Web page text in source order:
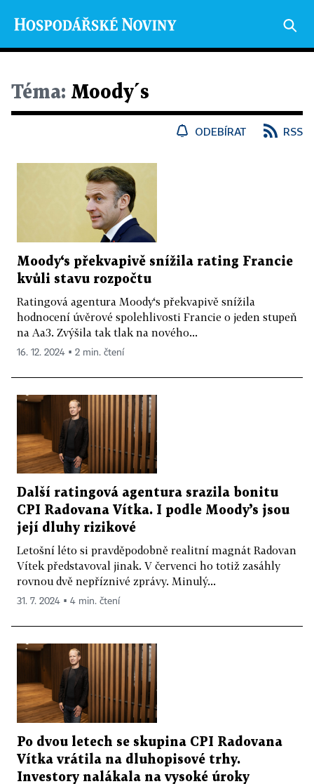
Téma: Moody´s
ODEBÍRAT RSS
Moody‘s překvapivě snížila rating Francie
kvůli stavu rozpočtu
Ratingová agentura Moody‘s překvapivě snížila
hodnocení úvěrové spolehlivosti Francie o jeden stupeň
na Aa3. Zvýšila tak tlak na nového...
16. 12. 2024 ▪ 2 min. čtení
Další ratingová agentura srazila bonitu
CPI Radovana Vítka. I podle Moody’s jsou
její dluhy rizikové
Letošní léto si pravděpodobně realitní magnát Radovan
Vítek představoval jinak. V červenci ho totiž zasáhly
rovnou dvě nepříznivé zprávy. Minulý...
31. 7. 2024 ▪ 4 min. čtení
Po dvou letech se skupina CPI Radovana
Vítka vrátila na dluhopisové trhy.
Investory nalákala na vysoké úroky